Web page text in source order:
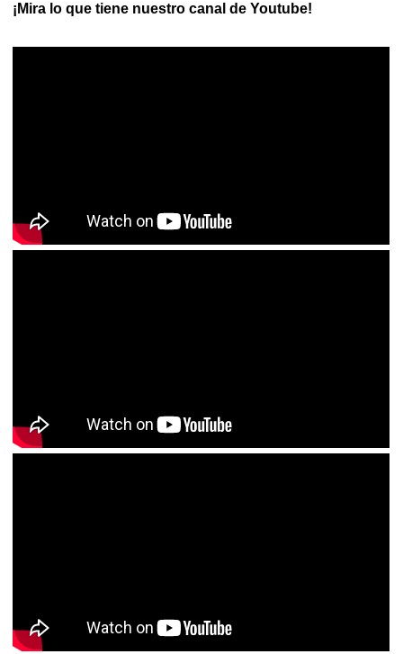
¡Mira lo que tiene nuestro canal de Youtube!